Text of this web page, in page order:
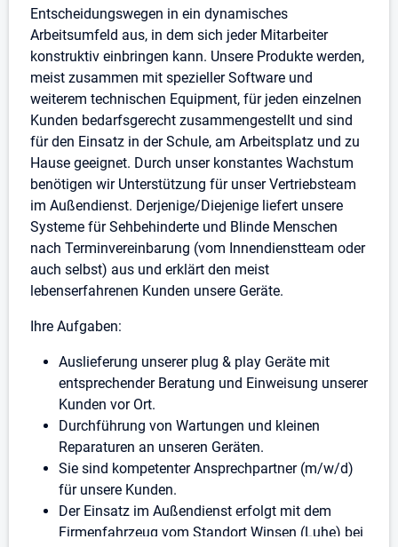
Entscheidungswegen in ein dynamisches
Arbeitsumfeld aus, in dem sich jeder Mitarbeiter
konstruktiv einbringen kann. Unsere Produkte werden,
meist zusammen mit spezieller Software und
weiterem technischen Equipment, für jeden einzelnen
Kunden bedarfsgerecht zusammengestellt und sind
für den Einsatz in der Schule, am Arbeitsplatz und zu
Hause geeignet. Durch unser konstantes Wachstum
benötigen wir Unterstützung für unser Vertriebsteam
im Außendienst. Derjenige/Diejenige liefert unsere
Systeme für Sehbehinderte und Blinde Menschen
nach Terminvereinbarung (vom Innendienstteam oder
auch selbst) aus und erklärt den meist
lebenserfahrenen Kunden unsere Geräte.
Ihre Aufgaben:
Auslieferung unserer plug & play Geräte mit
entsprechender Beratung und Einweisung unserer
Kunden vor Ort.
Durchführung von Wartungen und kleinen
Reparaturen an unseren Geräten.
Sie sind kompetenter Ansprechpartner (m/w/d)
für unsere Kunden.
Der Einsatz im Außendienst erfolgt mit dem
Firmenfahrzeug vom Standort Winsen (Luhe) bei